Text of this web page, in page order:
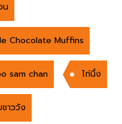
น
Chocolate Muffins
sam chan ไก่นึ่ง
าววัง